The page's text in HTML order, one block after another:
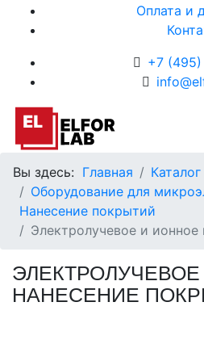
Оплата и
+7 (495)
Вы здесь: Главная
Каталог
Оборудование для
Нанесение покрытий
Электролучевое и
НАНЕСЕНИЕ